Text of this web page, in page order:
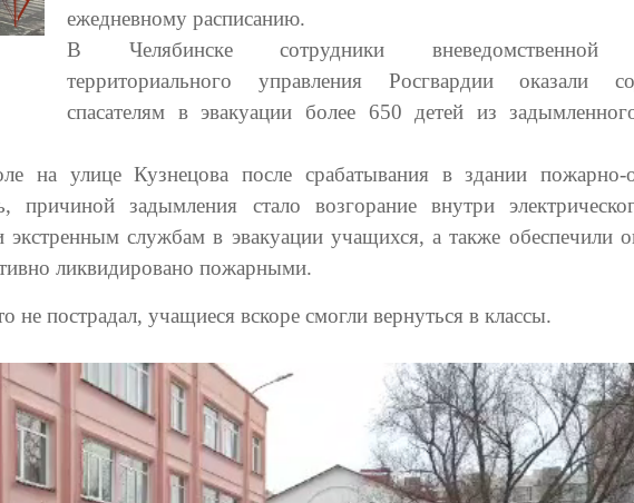
ежедневному расписанию.
В Челябинске сотрудники вневедомственной
территориального управления Росгвардии оказали
спасателям в эвакуации более 650 детей из
на улице Кузнецова после срабатывания в здании пожарно-
причиной задымления стало возгорание внутри
службам в эвакуации учащихся, а также обеспечили
ликвидировано пожарными.
не пострадал, учащиеся вскоре смогли вернуться в классы.